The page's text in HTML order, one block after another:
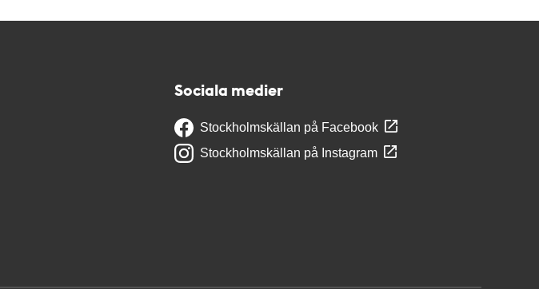
Sociala medier
Stockholmskällan på Facebook
Stockholmskällan på Instagram